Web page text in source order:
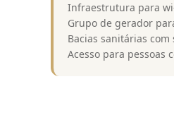
Infraestrutura para
Grupo de gerador
Bacias sanitárias
Acesso para pessoas